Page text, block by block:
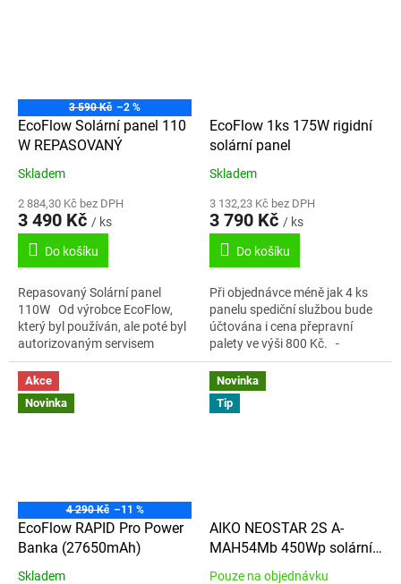
3 590 Kč –2 %
EcoFlow Solární panel 110
W REPASOVANÝ
Skladem
2 884,30 Kč bez DPH
3 490 Kč / ks
Do košíku
Repasovaný Solární panel
110W Od výrobce EcoFlow,
který byl používán, ale poté byl
autorizovaným servisem
rozebrán, několikrát otestován
a uveden do původního stavu,
co se...
EcoFlow 1ks 175W rigidní
solární panel
Skladem
3 132,23 Kč bez DPH
3 790 Kč / ks
Do košíku
Při objednávce méně jak 4 ks
panelu spediční službou bude
účtována i cena přepravní
palety ve výši 800 Kč. -
Nejmodernější solární konverze
s účinností až 25 %. -...
Akce
Novinka
4 290 Kč –11 %
EcoFlow RAPID Pro Power
Banka (27650mAh)
Skladem
Novinka
Tip
AIKO NEOSTAR 2S A-
MAH54Mb 450Wp solární
panel celočerný rám, 2GEN
Pouze na objednávku